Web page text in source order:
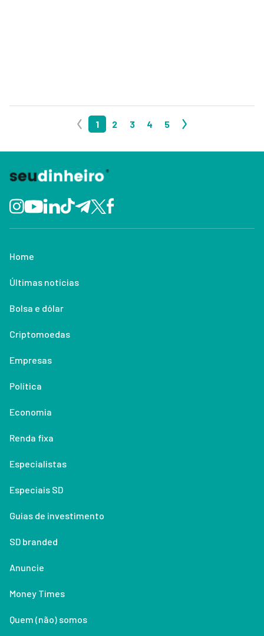
1 2 3 4 5
Home
Últimas notícias
Bolsa e dólar
Criptomoedas
Empresas
Política
Economia
Renda fixa
Especialistas
Especiais SD
Guias de investimento
SD branded
Anuncie
Money Times
Quem (não) somos